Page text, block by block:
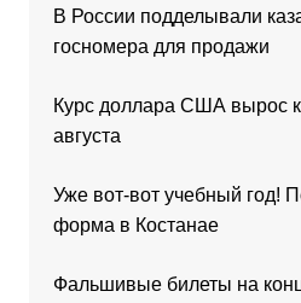
В России подделывали
госномера для продажи
Курс доллара США вырос
августа
Уже вот-вот учебный год!
форма в Костанае
Фальшивые билеты на